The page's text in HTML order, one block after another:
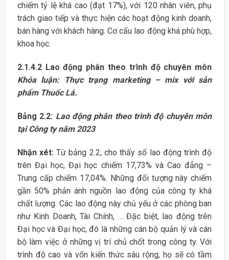
chiếm tỷ lệ khá cao (đạt 17%), với 120 nhân viên, phụ
trách giao tiếp và thực hiện các hoạt động kinh doanh,
bán hàng với khách hàng. Cơ cấu lao động khá phù hợp,
khoa học.
2.1.4.2 Lao động phân theo trình độ chuyên môn
Khóa luận: Thực trạng marketing – mix với sản
phẩm Thuốc Lá.
Bảng 2.2: Lao động phân theo trình độ chuyên môn
tại Công ty năm 2023
Nhận xét: Từ bảng 2.2, cho thấy số lao động trình độ
trên Đại học, Đại học chiếm 17,73% và Cao đẳng –
Trung cấp chiếm 17,04%. Những đối tượng này chiếm
gần 50% phản ánh nguồn lao động của công ty khá
chất lượng. Các lao động này chủ yếu ở các phòng ban
như Kinh Doanh, Tài Chính, … Đặc biệt, lao động trên
Đại học và Đại học, đó là những cán bộ quản lý và cán
bộ làm việc ở những vị trí chủ chốt trong công ty. Với
trình độ cao và vốn kiến thức sâu rộng, họ sẽ có tầm